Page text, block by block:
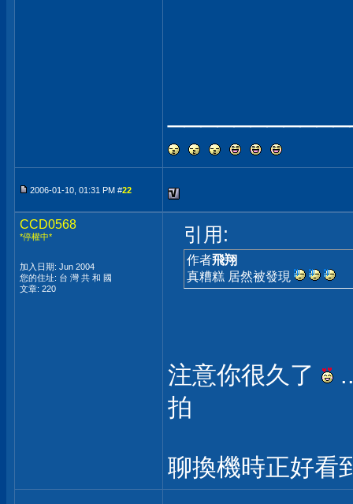
2006-01-10, 01:31 PM #22
CCD0568
*停權中*
加入日期: Jun 2004
您的住址: 台 灣 共 和 國
文章: 220
引用:
作者飛翔
真糟糕 居然被發現
注意你很久了
拍
聊換機時正好看